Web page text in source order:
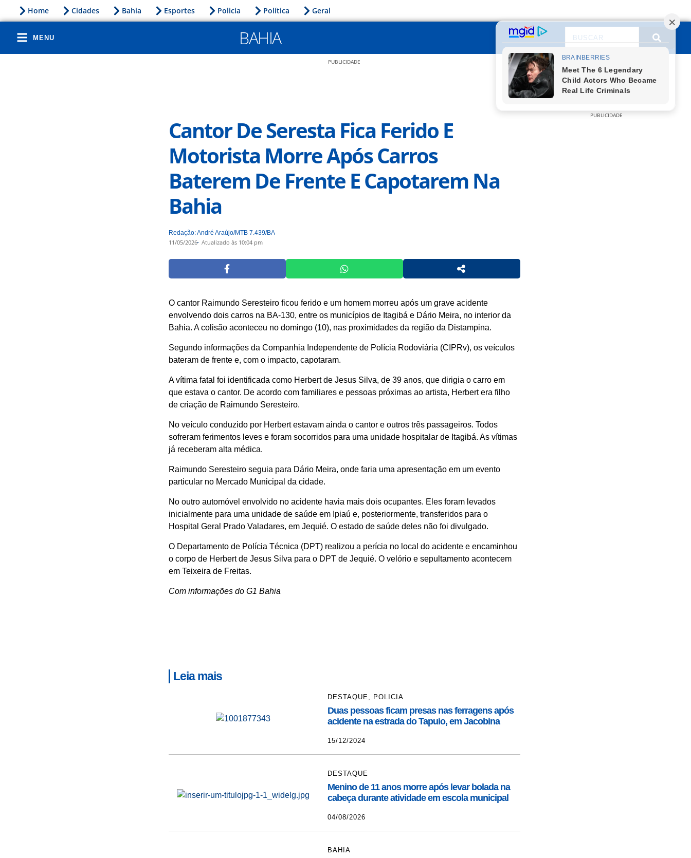
Home Cidades Bahia Esportes Policia Política Geral
MENU BAHIA
PUBLICIDADE
Cantor De Seresta Fica Ferido E
Motorista Morre Após Carros
Baterem De Frente E Capotarem Na
Bahia
Redação: André Araújo/MTB 7.439/BA
11/05/2026 Atualizado às 10:04 pm
O cantor Raimundo Seresteiro ficou ferido e um homem morreu após um grave acidente
envolvendo dois carros na BA-130, entre os municípios de Itagibá e Dário Meira, no interior da
Bahia. A colisão aconteceu no domingo (10), nas proximidades da região da Distampina.
Segundo informações da Companhia Independente de Polícia Rodoviária (CIPRv), os veículos
bateram de frente e, com o impacto, capotaram.
A vítima fatal foi identificada como Herbert de Jesus Silva, de 39 anos, que dirigia o carro em
que estava o cantor. De acordo com familiares e pessoas próximas ao artista, Herbert era filho
de criação de Raimundo Seresteiro.
No veículo conduzido por Herbert estavam ainda o cantor e outros três passageiros. Todos
sofreram ferimentos leves e foram socorridos para uma unidade hospitalar de Itagibá. As vítimas
já receberam alta médica.
Raimundo Seresteiro seguia para Dário Meira, onde faria uma apresentação em um evento
particular no Mercado Municipal da cidade.
No outro automóvel envolvido no acidente havia mais dois ocupantes. Eles foram levados
inicialmente para uma unidade de saúde em Ipiaú e, posteriormente, transferidos para o
Hospital Geral Prado Valadares, em Jequié. O estado de saúde deles não foi divulgado.
O Departamento de Polícia Técnica (DPT) realizou a perícia no local do acidente e encaminhou
o corpo de Herbert de Jesus Silva para o DPT de Jequié. O velório e sepultamento acontecem
em Teixeira de Freitas.
Com informações do G1 Bahia
Leia mais
DESTAQUE, POLICIA
Duas pessoas ficam presas nas ferragens após
acidente na estrada do Tapuio, em Jacobina
15/12/2024
DESTAQUE
Menino de 11 anos morre após levar bolada na
cabeça durante atividade em escola municipal
04/08/2026
BAHIA
PUBLICIDADE